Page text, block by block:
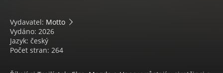
Vydavatel: Motto
Vydáno: 2026
Jazyk: český
Počet stran: 264